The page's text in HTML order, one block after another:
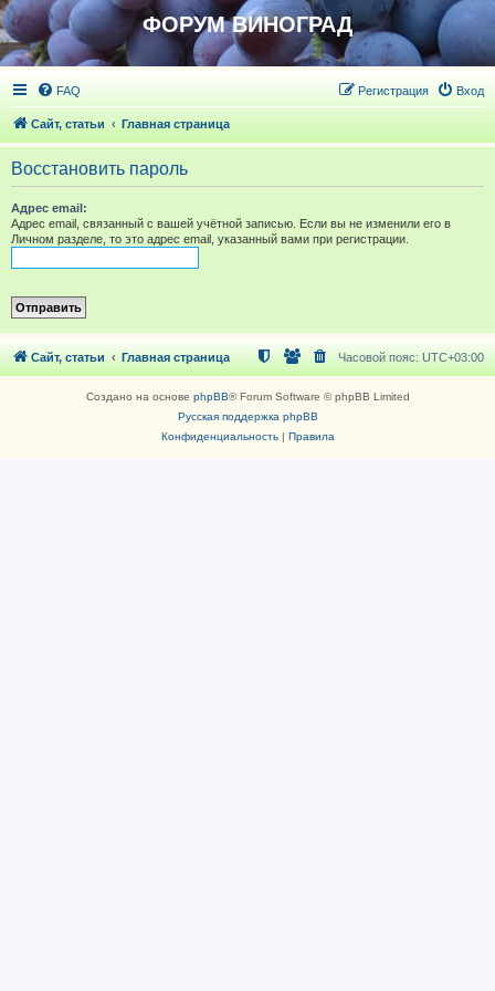
ФОРУМ ВИНОГРАД
FAQ Вход
Регистрация
Сайт, статьи Главная страница
Восстановить пароль
Адрес email:
Адрес email, связанный с вашей учётной записью. Если вы не изменили его в
Личном разделе, то это адрес email, указанный вами при регистрации.
Сайт, статьи Главная страница Часовой пояс: UTC+03:00
Создано на основе phpBB® Forum Software © phpBB Limited
Русская поддержка phpBB
Конфиденциальность| Правила